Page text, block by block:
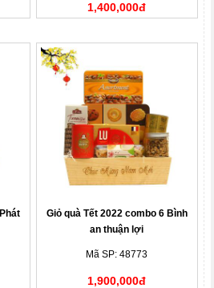
1,400,000đ
Giỏ quà Tết 2022 combo 6 Bình
an thuận lợi
Mã SP: 48773
1,900,000đ